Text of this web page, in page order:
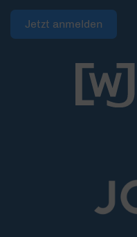
Jetzt anmelden